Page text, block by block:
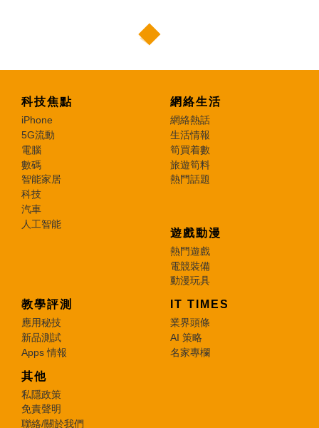
科技焦點
iPhone
5G流動
電腦
數碼
智能家居
科技
汽車
人工智能
網絡生活
網絡熱話
生活情報
筍買着數
旅遊筍料
熱門話題
遊戲動漫
熱門遊戲
電競裝備
動漫玩具
教學評測
應用秘技
新品測試
Apps 情報
IT TIMES
業界頭條
AI 策略
名家專欄
其他
私隱政策
免責聲明
聯絡/關於我們